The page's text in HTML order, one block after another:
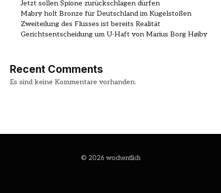
Jetzt sollen Spione zurückschlagen dürfen
Mabry holt Bronze für Deutschland im Kugelstoßen
Zweiteilung des Flusses ist bereits Realität
Gerichtsentscheidung um U-Haft von Marius Borg Høiby
Recent Comments
Es sind keine Kommentare vorhanden.
© 2026 wochentlich